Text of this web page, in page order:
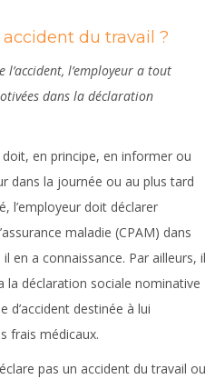
du travail ?
l’accident, l’employeur a tout
dans la déclaration
doit, en principe, en informer ou
dans la journée ou au plus tard
l’employeur doit déclarer
maladie (CPAM) dans
en a connaissance. Par ailleurs, il
la déclaration sociale nominative
d’accident destinée à lui
frais médicaux.
pas un accident du travail ou